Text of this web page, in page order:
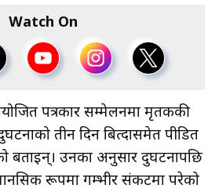
Watch On
पत्रकार सम्मेलनमा मृतककी
तीन दिन बित्दासमेत पीडित
बताइन्। उनका अनुसार दुर्घटनापछि
रूपमा गम्भीर संकटमा परेको